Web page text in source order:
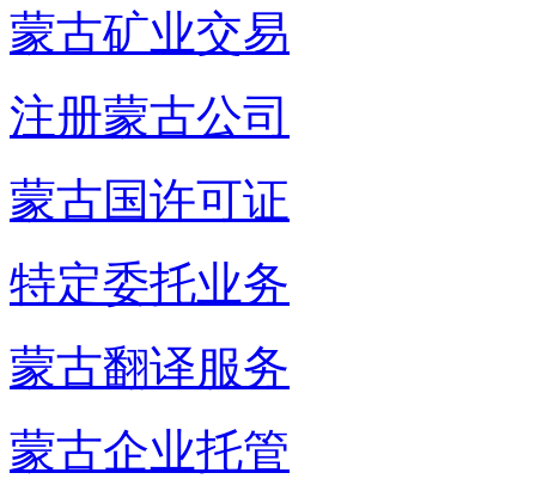
蒙古矿业交易
注册蒙古公司
蒙古国许可证
特定委托业务
蒙古翻译服务
蒙古企业托管